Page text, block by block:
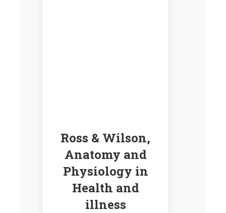
Ross & Wilson,
Anatomy and
Physiology in
Health and
illness